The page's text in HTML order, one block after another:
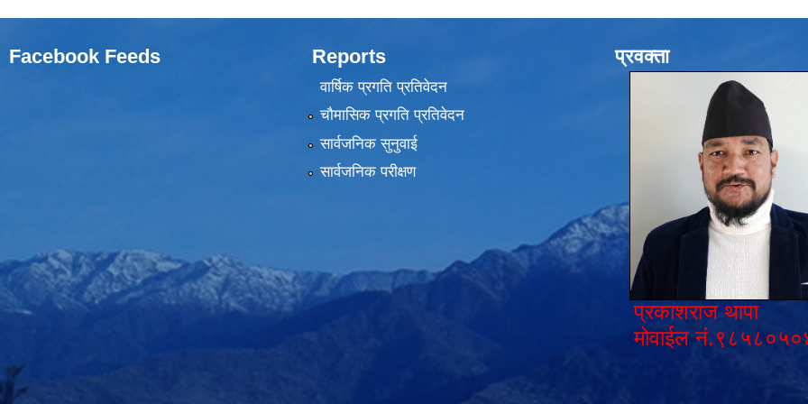
Facebook Feeds Reports
वार्षिक प्रगति प्रतिवेदन
चौमासिक प्रगति प्रतिवेदन
सार्वजनिक सुनुवाई
सार्वजनिक परीक्षण
प्रवक्ता
प्रकाशराज थापा
मोवाईल